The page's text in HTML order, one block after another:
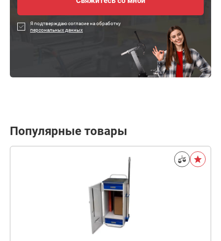
Я подтверждаю согласие на обработку
персональных данных
Популярные товары